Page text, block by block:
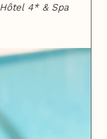
4* & Spa